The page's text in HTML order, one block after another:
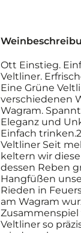
Ott Einstieg.
Veltliner.
Eine Grüne
verschiedenen
Wagram.
Eleganz und
Einfach
Veltliner Seit
keltern wir
dessen Reben
Hangfüßen
Rieden in
am Wagram
Zusammenspiel
Veltliner so